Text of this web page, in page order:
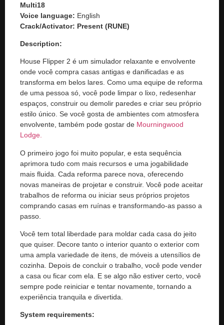
Multi18
Voice language: English
Crack/Activator: Present (RUNE)
Description:
House Flipper 2 é um simulador relaxante e envolvente
onde você compra casas antigas e danificadas e as
transforma em belos lares. Como uma equipe de reforma
de uma pessoa só, você pode limpar o lixo, redesenhar
espaços, construir ou demolir paredes e criar seu próprio
estilo único. Se você gosta de ambientes com atmosfera
envolvente, também pode gostar de Mourningwood
Lodge.
O primeiro jogo foi muito popular, e esta sequência
aprimora tudo com mais recursos e uma jogabilidade
mais fluida. Cada reforma parece nova, oferecendo
novas maneiras de projetar e construir. Você pode aceitar
trabalhos de reforma ou iniciar seus próprios projetos
comprando casas em ruínas e transformando-as passo a
passo.
Você tem total liberdade para moldar cada casa do jeito
que quiser. Decore tanto o interior quanto o exterior com
uma ampla variedade de itens, de móveis a utensílios de
cozinha. Depois de concluir o trabalho, você pode vender
a casa ou ficar com ela. E se algo não estiver certo, você
sempre pode reiniciar e tentar novamente, tornando a
experiência tranquila e divertida.
System requirements: